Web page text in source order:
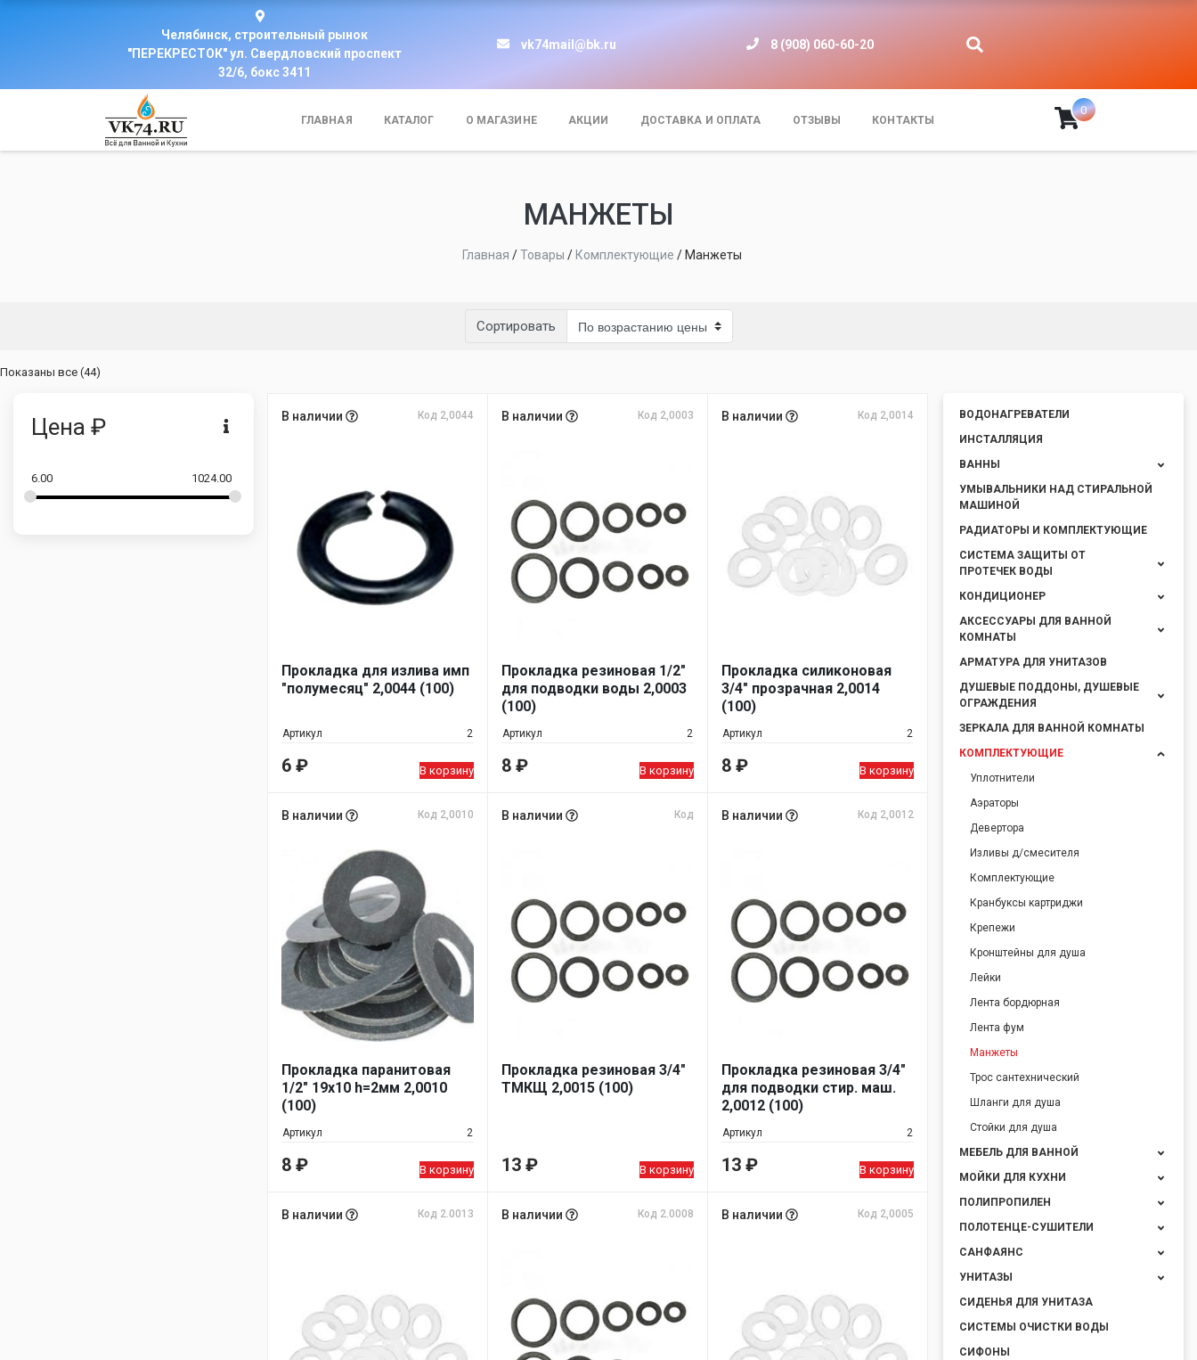
Челябинск, строительный рынок
"ПЕРЕКРЕСТОК" ул. Свердловский проспект
32/6, бокс 3411
vk74mail@bk.ru 8 (908) 060-60-20
ГЛАВНАЯ КАТАЛОГ О МАГАЗИНЕ АКЦИИ ДОСТАВКА И ОПЛАТА ОТЗЫВЫ КОНТАКТЫ
0
МАНЖЕТЫ
Главная /Товары / Комплектующие / Манжеты
Сортировать
Показаны все (44)
Цена ₽
6.00 1024.00
В наличии Код 2,0044
Прокладка для излива имп
"полумесяц" 2,0044 (100)
Артикул 2
6 ₽ В корзину
В наличии Код 2,0003
Прокладка резиновая 1/2"
для подводки воды 2,0003
(100)
Артикул 2
8 ₽ В корзину
В наличии Код 2,0014
Прокладка силиконовая
3/4" прозрачная 2,0014
(100)
Артикул 2
8 ₽ В корзину
В наличии Код 2,0010
Прокладка паранитовая
1/2" 19х10 h=2мм 2,0010
(100)
Артикул 2
8 ₽ В корзину
В наличии Код
Прокладка резиновая 3/4"
ТМКЩ 2,0015 (100)
13 ₽ В корзину
В наличии Код 2,0012
Прокладка резиновая 3/4"
для подводки стир. маш.
2,0012 (100)
Артикул 2
13 ₽ В корзину
В наличии Код 2.0013 В наличии Код 2.0008 В наличии Код 2,0005
ВОДОНАГРЕВАТЕЛИ
ИНСТАЛЛЯЦИЯ
ВАННЫ
УМЫВАЛЬНИКИ НАД СТИРАЛЬНОЙ
МАШИНОЙ
РАДИАТОРЫ И КОМПЛЕКТУЮЩИЕ
СИСТЕМА ЗАЩИТЫ ОТ
ПРОТЕЧЕК ВОДЫ
КОНДИЦИОНЕР
АКСЕССУАРЫ ДЛЯ ВАННОЙ
КОМНАТЫ
АРМАТУРА ДЛЯ УНИТАЗОВ
ДУШЕВЫЕ ПОДДОНЫ, ДУШЕВЫЕ
ОГРАЖДЕНИЯ
ЗЕРКАЛА ДЛЯ ВАННОЙ КОМНАТЫ
КОМПЛЕКТУЮЩИЕ
Уплотнители
Аэраторы
Девертора
Изливы д/смесителя
Комплектующие
Кранбуксы картриджи
Крепежи
Кронштейны для душа
Лейки
Лента бордюрная
Лента фум
Манжеты
Трос сантехнический
Шланги для душа
Стойки для душа
МЕБЕЛЬ ДЛЯ ВАННОЙ
МОЙКИ ДЛЯ КУХНИ
ПОЛИПРОПИЛЕН
ПОЛОТЕНЦЕ-СУШИТЕЛИ
САНФАЯНС
УНИТАЗЫ
СИДЕНЬЯ ДЛЯ УНИТАЗА
СИСТЕМЫ ОЧИСТКИ ВОДЫ
СИФОНЫ